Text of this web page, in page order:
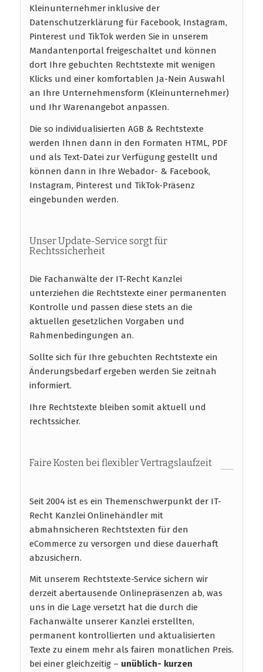
Kleinunternehmer inklusive der
Datenschutzerklärung für Facebook, Instagram,
Pinterest und TikTok werden Sie in unserem
Mandantenportal freigeschaltet und können
dort Ihre gebuchten Rechtstexte mit wenigen
Klicks und einer komfortablen Ja-Nein Auswahl
an Ihre Unternehmensform (Kleinunternehmer)
und Ihr Warenangebot anpassen.
Die so individualisierten AGB & Rechtstexte
werden Ihnen dann in den Formaten HTML, PDF
und als Text-Datei zur Verfügung gestellt und
können dann in Ihre Webador- & Facebook,
Instagram, Pinterest und TikTok-Präsenz
eingebunden werden.
Unser Update-Service sorgt für
Rechtssicherheit
Die Fachanwälte der IT-Recht Kanzlei
unterziehen die Rechtstexte einer permanenten
Kontrolle und passen diese stets an die
aktuellen gesetzlichen Vorgaben und
Rahmenbedingungen an.
Sollte sich für Ihre gebuchten Rechtstexte ein
Änderungsbedarf ergeben werden Sie zeitnah
informiert.
Ihre Rechtstexte bleiben somit aktuell und
rechtssicher.
Faire Kosten bei flexibler Vertragslaufzeit
Seit 2004 ist es ein Themenschwerpunkt der IT-
Recht Kanzlei Onlinehändler mit
abmahnsicheren Rechtstexten für den
eCommerce zu versorgen und diese dauerhaft
abzusichern.
Mit unserem Rechtstexte-Service sichern wir
derzeit abertausende Onlinepräsenzen ab, was
uns in die Lage versetzt hat die durch die
Fachanwälte unserer Kanzlei erstellten,
permanent kontrollierten und aktualisierten
Texte zu einem mehr als fairen monatlichen Preis.
bei einer gleichzeitig – unüblich- kurzen